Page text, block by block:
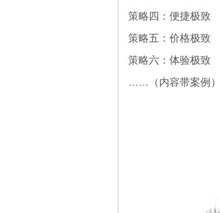
策略四：便捷极致
策略五：价格极致
策略六：体验极致
……（内容带案例